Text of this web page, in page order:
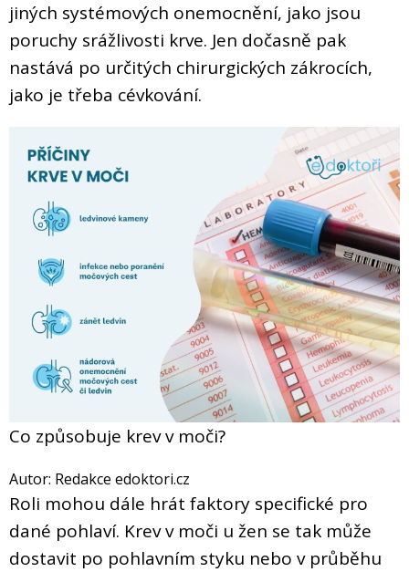
jiných systémových onemocnění, jako jsou
poruchy srážlivosti krve. Jen dočasně pak
nastává po určitých chirurgických zákrocích,
jako je třeba cévkování.
Co způsobuje krev v moči?
Autor: Redakce edoktori.cz
Roli mohou dále hrát faktory specifické pro
dané pohlaví. Krev v moči u žen se tak může
dostavit po pohlavním styku nebo v průběhu